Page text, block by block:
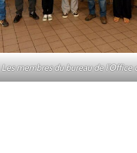
Les membres du bureau de l’Office